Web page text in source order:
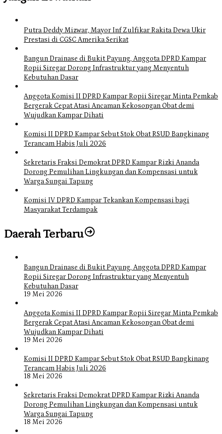
Putra Deddy Mizwar, Mayor Inf Zulfikar Rakita Dewa Ukir
Prestasi di CGSC Amerika Serikat
Bangun Drainase di Bukit Payung, Anggota DPRD Kampar
Ropii Siregar Dorong Infrastruktur yang Menyentuh
Kebutuhan Dasar
Anggota Komisi II DPRD Kampar Ropii Siregar Minta Pemkab
Bergerak Cepat Atasi Ancaman Kekosongan Obat demi
Wujudkan Kampar Dihati
Komisi II DPRD Kampar Sebut Stok Obat RSUD Bangkinang
Terancam Habis Juli 2026
Sekretaris Fraksi Demokrat DPRD Kampar Rizki Ananda
Dorong Pemulihan Lingkungan dan Kompensasi untuk
Warga Sungai Tapung
Komisi IV DPRD Kampar Tekankan Kompensasi bagi
Masyarakat Terdampak
Daerah Terbaru
Bangun Drainase di Bukit Payung, Anggota DPRD Kampar
Ropii Siregar Dorong Infrastruktur yang Menyentuh
Kebutuhan Dasar
19 Mei 2026
Anggota Komisi II DPRD Kampar Ropii Siregar Minta Pemkab
Bergerak Cepat Atasi Ancaman Kekosongan Obat demi
Wujudkan Kampar Dihati
19 Mei 2026
Komisi II DPRD Kampar Sebut Stok Obat RSUD Bangkinang
Terancam Habis Juli 2026
18 Mei 2026
Sekretaris Fraksi Demokrat DPRD Kampar Rizki Ananda
Dorong Pemulihan Lingkungan dan Kompensasi untuk
Warga Sungai Tapung
18 Mei 2026